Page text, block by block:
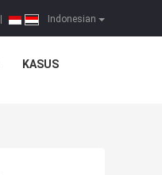
Indonesian
KASUS